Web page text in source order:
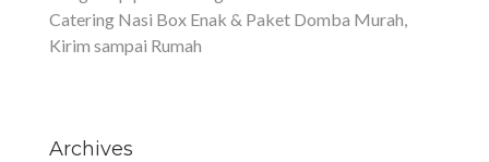
Catering Nasi Box Enak & Paket Domba Murah,
Kirim sampai Rumah
Archives